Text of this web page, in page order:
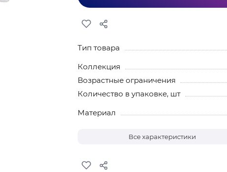
Тип товара
Коллекция
Возрастные ограничения
Количество в упаковке, шт
Материал
Все характеристики